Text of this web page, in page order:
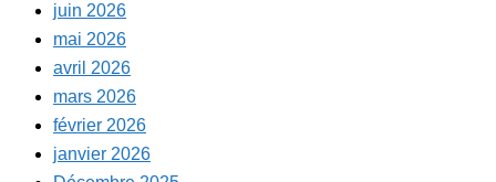
juin 2026
mai 2026
avril 2026
mars 2026
février 2026
janvier 2026